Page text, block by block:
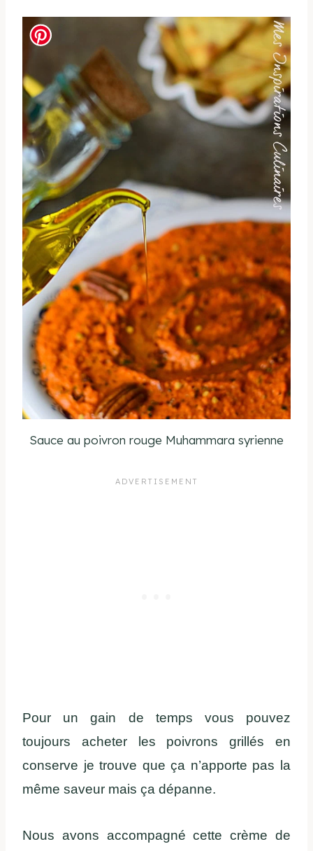
Sauce au poivron rouge Muhammara syrienne
Pour un gain de temps vous pouvez
toujours acheter les poivrons grillés en
conserve je trouve que ça n’apporte pas la
même saveur mais ça dépanne.
Nous avons accompagné cette crème de